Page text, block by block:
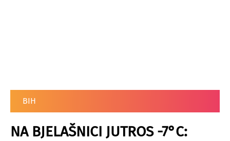
BIH
NA BJELAŠNICI JUTROS -7°C: